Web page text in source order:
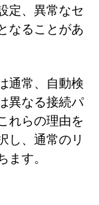
定、異常なセ
なることがあ
通常、自動検
異なる接続パ
れらの理由を
し、通常のリ
す。